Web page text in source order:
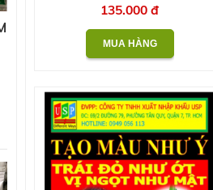
135.000 đ